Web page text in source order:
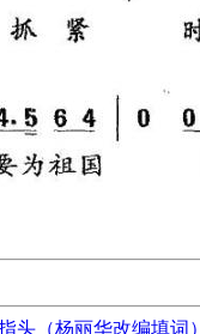
头（杨丽华改编填词）